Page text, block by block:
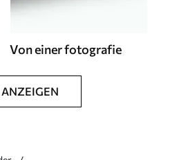
Von einer fotografie